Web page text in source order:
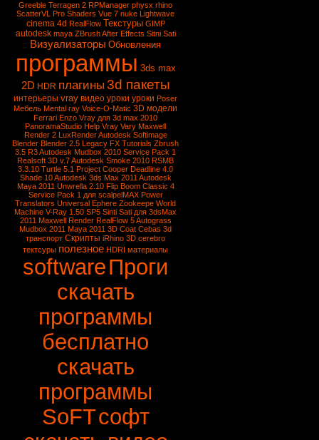
Greeble Terragen 2 RPManager physx rhino
ScatterVL Pro Shaders Vue 7 nuke Lightwave
cinema 4d RealFlow Текстуры GIMP
autodesk maya ZBrushAfter Effects Sitni Sati
Визуализаторы Обновления
программы 3ds max
2D HDR плагины 3d пакеты
интерьеры vray видео уроки уроки Poser
Мебель Mental ray Voice-O-Matic 3D модели
Ferrari Enzo Vray для 3d max 2010
PanoramaStudio Help Vray Vary Maxwell
Render 2 LuxRenderAutodesk Softimage
Blender Blender 2.5 Legacy FX Tutorials Zbrush
3.5 R3 Autodesk Mudbox 2010 Service Pack 1
Realsoft 3D v.7 Autodesk Smoke 2010 RSMB
3.3.10 Turtle 5.1 Project Cooper Deadline 4.0
Shade 10Autodesk 3ds Max 2011 Autodesk
Maya 2011 Unwrella 2.10 Flip Boom Classic 4
Service Pack 1 для scalpelMAX Power
Translators Universal Ephere Zookeepe World
Machine V-Ray 1.50 SP5 Sinti Sati для 3dsMax
2011 Maxwell Render RealFlow 5Autograss
Mudbox 2011 Maya 2011 3D Coat Cebas 3d
транспорт Скрипты iRhino 3D cerebro
тектсуры полезное HDRI материалы
softwareПроги
скачать
программы
бесплатно
скачать
программы
SoFTсофт